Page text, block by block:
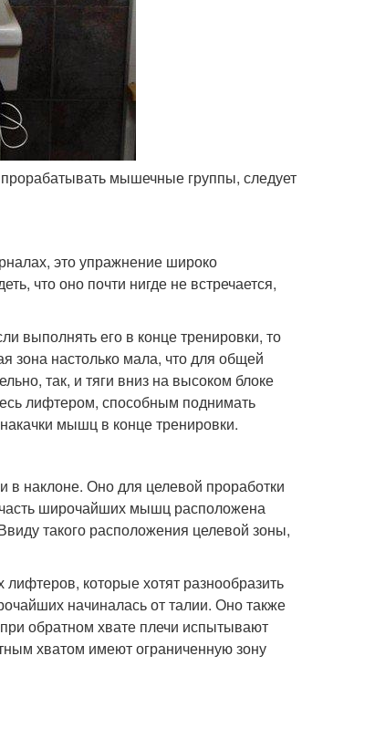
мышечные группы, следует
это упражнение широко
что оно почти нигде не встречается,
выполнять его в конце тренировки, то
зона настолько мала, что для общей
так, и тяги вниз на высоком блоке
лифтером, способным поднимать
мышц в конце тренировки.
в наклоне. Оно для целевой проработки
широчайших мышц расположена
такого расположения целевой зоны,
которые хотят разнообразить
начиналась от талии. Оно также
обратном хвате плечи испытывают
хватом имеют ограниченную зону